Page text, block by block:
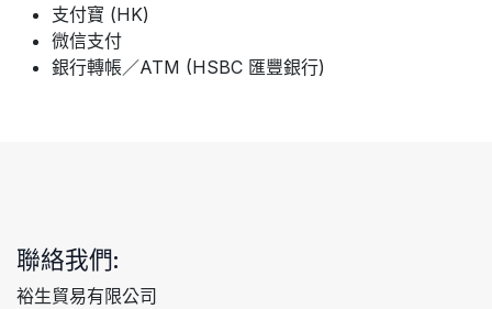
支付寶 (HK)
微信支付
銀行轉帳／ATM (HSBC 匯豐銀行)
聯絡我們:
裕生貿易有限公司